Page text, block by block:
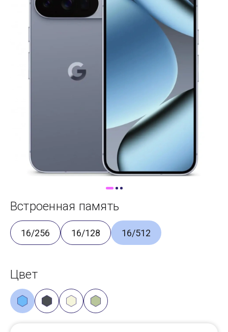
Контакты
Оплата
Встроенная память
16/256 16/128 16/512
Цвет